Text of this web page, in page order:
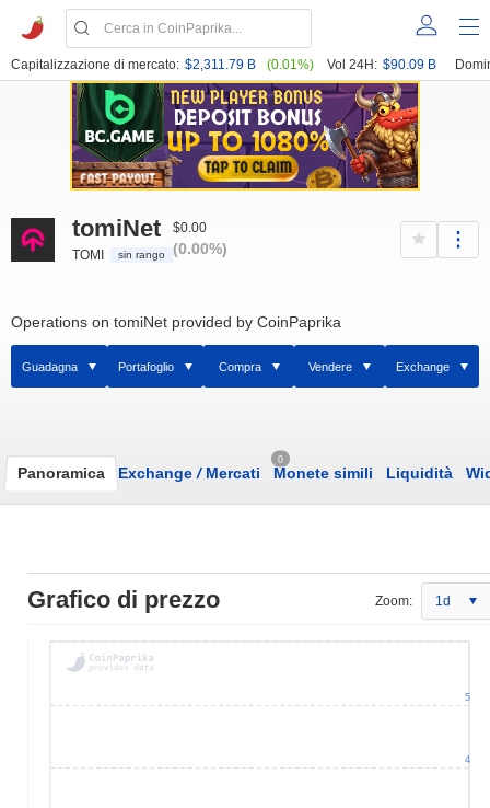
Capitalizzazione di mercato: $2,311.79 B (0.01%) Vol 24H: $90.09 B
tomiNet
TOMI sin rango
$0.00
(0.00%)
Operations on tomiNet provided by CoinPaprika
Guadagna Portafoglio Compra Vendere Exchange
Panoramica Exchange /Mercati
0
Monete simili Liquidità
Grafico di prezzo Zoom: 1d
4
5